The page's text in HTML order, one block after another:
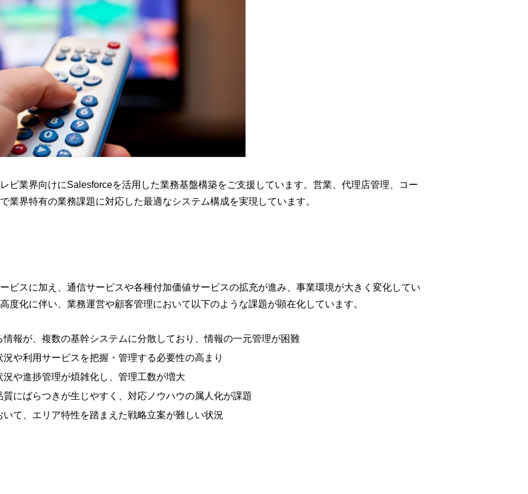
ビ業界向けにSalesforceを活用した業務基盤構築をご支援しています。営業、代理店管理、コー
業界特有の業務課題に対応した最適なシステム構成を実現しています。
ビスに加え、通信サービスや各種付加価値サービスの拡充が進み、事業環境が大きく変化してい
度化に伴い、業務運営や顧客管理において以下のような課題が顕在化しています。
報が、複数の基幹システムに分散しており、情報の一元管理が困難
や利用サービスを把握・管理する必要性の高まり
や進捗管理が煩雑化し、管理工数が増大
にばらつきが生じやすく、対応ノウハウの属人化が課題
て、エリア特性を踏まえた戦略立案が難しい状況